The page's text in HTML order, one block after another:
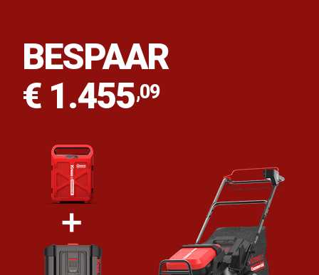
BESPAAR
€ 1.455,09